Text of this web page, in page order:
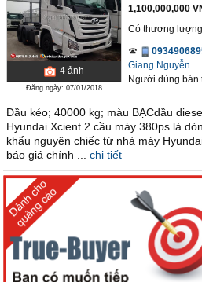
4 ảnh
Đăng ngày: 07/01/2018
1,100,000,000
Có thương lượng
Giang Nguyễn
Người dùng bán
Đầu kéo; 40000 kg; màu BẠCdầu
Hyundai Xcient 2 cầu máy 380ps là
khẩu nguyên chiếc từ nhà máy
báo giá chính ...
chi tiết